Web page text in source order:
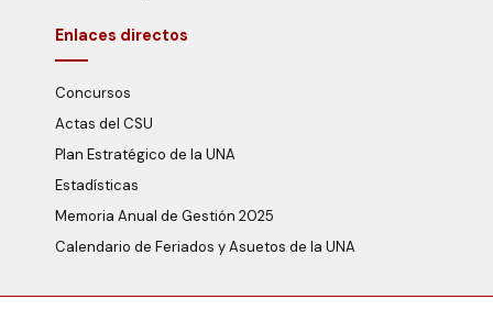
Enlaces directos
Concursos
Actas del CSU
Plan Estratégico de la UNA
Estadísticas
Memoria Anual de Gestión 2025
Calendario de Feriados y Asuetos de la UNA